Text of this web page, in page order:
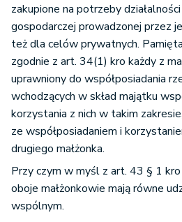
zakupione na potrzeby działalności
gospodarczej prowadzonej przez
też dla celów prywatnych.
zgodnie z art. 34(1) kro każdy z
uprawniony do współposiadania
wchodzących w skład majątku
korzystania z nich w takim
ze współposiadaniem i
drugiego małżonka.
Przy czym w myśl z art. 43 § 1 kro
oboje małżonkowie mają równe
wspólnym.